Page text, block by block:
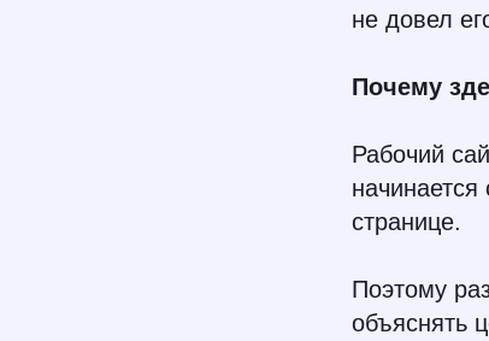
не довел
Почему
Рабочий
странице.
Поэтому
объяснять